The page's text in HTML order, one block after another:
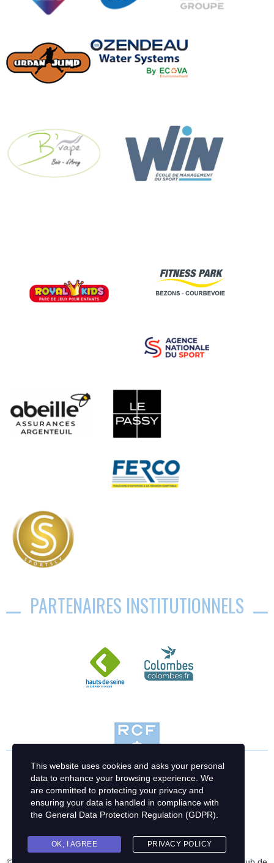
PARTENAIRES INSTITUTIONNELS
This website uses cookies and asks your personal
data to enhance your browsing experience. We
are committed to protecting your privacy and
ensuring your data is handled in compliance with
the General Data Protection Regulation (GDPR)
OK, I AGREE PRIVACY POLICY